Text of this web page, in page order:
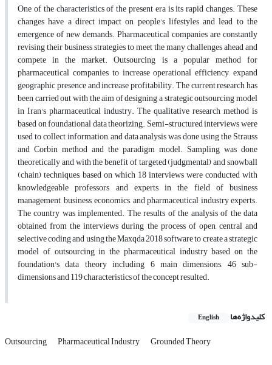
One of the characteristics of the present era is its rapid changes. These
changes have a direct impact on people's lifestyles and lead to the
emergence of new demands. Pharmaceutical companies are constantly
revising their business strategies to meet the many challenges ahead and
compete in the market. Outsourcing is a popular method for
pharmaceutical companies to increase operational efficiency, expand
geographic presence and increase profitability. The current research has
been carried out with the aim of designing a strategic outsourcing model
in Iran's pharmaceutical industry. The qualitative research method is
based on foundational data theorizing. Semi-structured interviews were
used to collect information, and data analysis was done using the Strauss
and Corbin method and the paradigm model. Sampling was done
theoretically and with the benefit of targeted (judgmental) and snowball
(chain) techniques, based on which 18 interviews were conducted with
knowledgeable professors and experts in the field of business
management, business, economics, and pharmaceutical industry experts.
The country was implemented. The results of the analysis of the data
obtained from the interviews during the process of open, central and
selective coding and using the Maxqda 2018 software to create a strategic
model of outsourcing in the pharmaceutical industry based on the
foundation's data theory including 6 main dimensions, 46 sub-
dimensions and 119 characteristics of the concept resulted.
کلیدواژه‌ها English
Outsourcing Pharmaceutical Industry Grounded Theory